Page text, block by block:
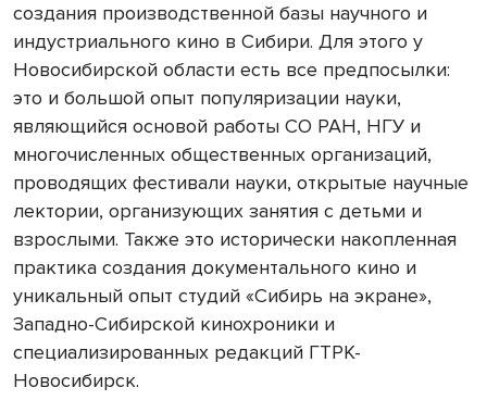
создания производственной базы научного и
индустриального кино в Сибири. Для этого у
Новосибирской области есть все предпосылки:
это и большой опыт популяризации науки,
являющийся основой работы СО РАН, НГУ и
многочисленных общественных организаций,
проводящих фестивали науки, открытые научные
лектории, организующих занятия с детьми и
взрослыми. Также это исторически накопленная
практика создания документального кино и
уникальный опыт студий «Сибирь на экране»,
Западно-Сибирской кинохроники и
специализированных редакций ГТРК-
Новосибирск.